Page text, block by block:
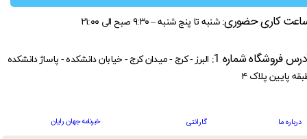
کاری حضوری: شنبه تا پنج شنبه – ۹:۳۰ صبح الی ۲۱:۰۰
درباره ما گارانتی خبرنامه جهان رایان
فروشگاه شماره 1:
البرز - کرج - میدان کرج - خیابان دانشکده - پاساژ دانشکده
پایین پلاک ۴